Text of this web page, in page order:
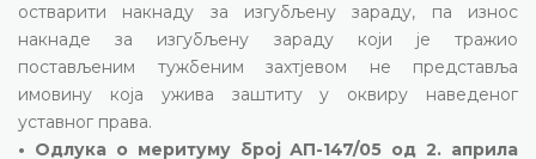
остварити накнаду за изгубљену зараду, па износ
накнаде за изгубљену зараду који је тражио
постављеним тужбеним захтјевом не представља
имовину која ужива заштиту у оквиру наведеног
уставног права.
• Одлука о меритуму број АП-147/05 од 2. априла